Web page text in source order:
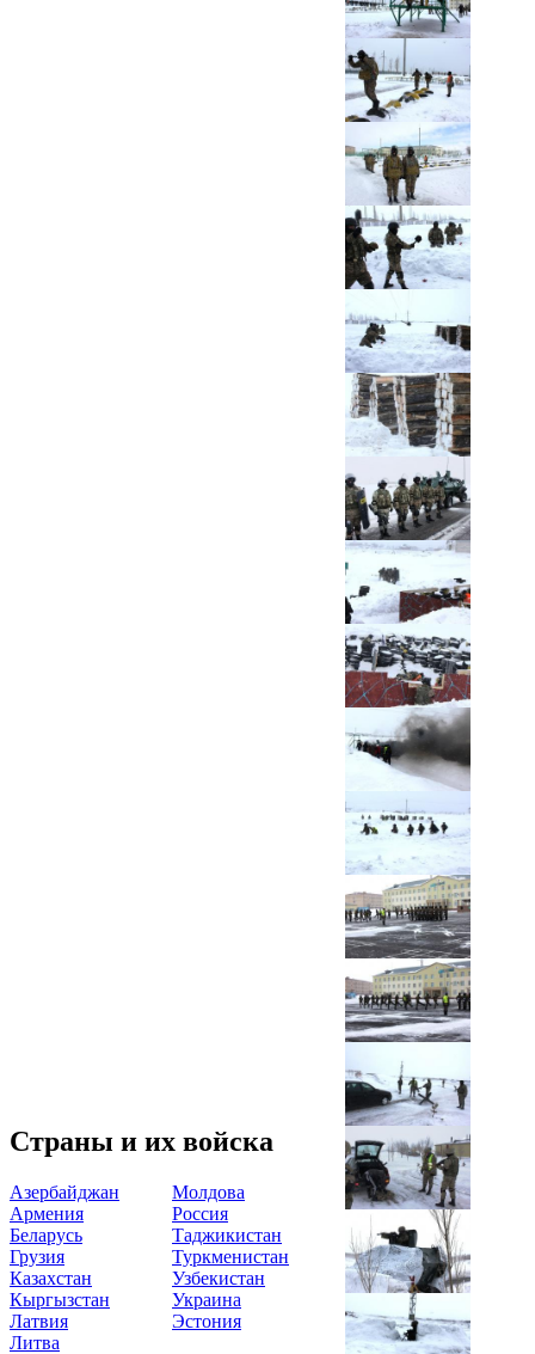
Страны и их войска
Азербайджан
Армения
Беларусь
Грузия
Казахстан
Кыргызстан
Латвия
Литва
Молдова
Россия
Таджикистан
Туркменистан
Узбекистан
Украина
Эстония